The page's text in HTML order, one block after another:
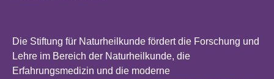
Die Stiftung für Naturheilkunde fördert die Forschung und
Lehre im Bereich der Naturheilkunde, die
Erfahrungsmedizin und die moderne